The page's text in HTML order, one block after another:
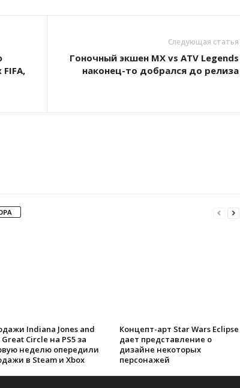
Следующая статья
Гоночный экшен MX vs ATV Legends
наконец-то добрался до релиза
Indiana Jones and
Circle на PS5 за
неделю опередили
в Steam и Xbox
Концепт-арт Star Wars Eclipse
дает представление о
дизайне некоторых
персонажей